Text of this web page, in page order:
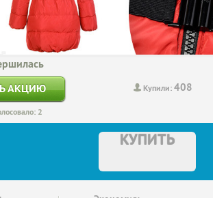
Купили:408
АКЦИЮ
2
КУПИТЬ